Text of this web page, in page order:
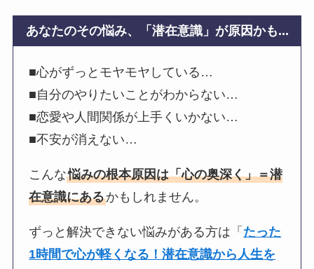
あなたのその悩み、「潜在意識」が原因かも...
■心がずっとモヤモヤしている…
■自分のやりたいことがわからない…
■恋愛や人間関係が上手くいかない…
■不安が消えない…
こんな悩みの根本原因は「心の奥深く」＝潜
在意識にあるかもしれません。
ずっと解決できない悩みがある方は「 たった
1時間で心が軽くなる！潜在意識から人生を